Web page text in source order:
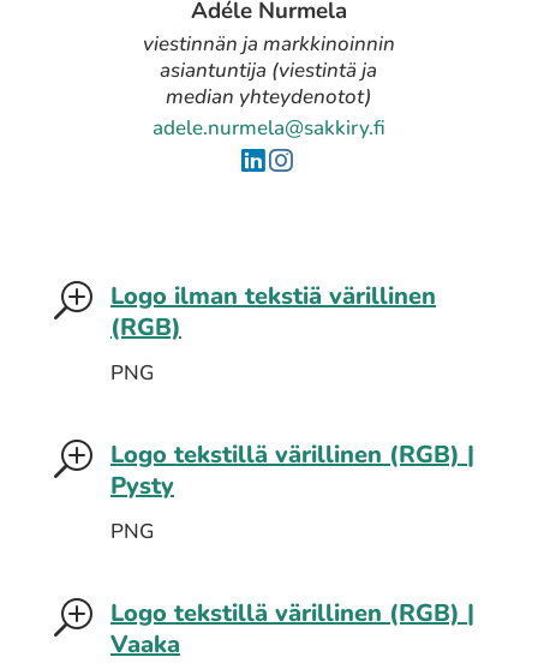
Adéle Nurmela
viestinnän ja markkinoinnin
asiantuntija (viestintä ja
median yhteydenotot)
adele.nurmela@sakkiry.fi
T Logo ilman tekstiä värillinen
(RGB)
PNG
T Logo tekstillä värillinen (RGB) |
Pysty
PNG
T Logo tekstillä värillinen (RGB) |
Vaaka